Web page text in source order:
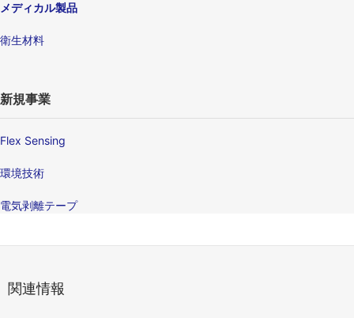
メディカル製品
衛生材料
新規事業
Flex Sensing
環境技術
電気剥離テープ
関連情報